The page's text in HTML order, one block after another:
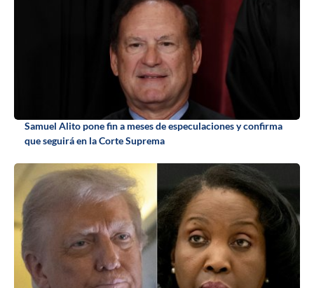
Samuel Alito pone fin a meses de especulaciones y confirma
que seguirá en la Corte Suprema